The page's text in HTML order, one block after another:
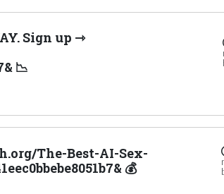
Sign up ⇾
📉
The-Best-AI-Sex-
💰